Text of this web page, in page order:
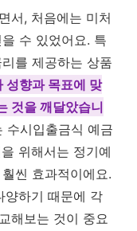
서, 처음에는 미처
수 있었어요. 특
를 제공하는 상품
성향과 목표에 맞
것을 깨달았습니
수시입출금식 예금
위해서는 정기예
씬 효과적이에요.
양하기 때문에 각
해보는 것이 중요